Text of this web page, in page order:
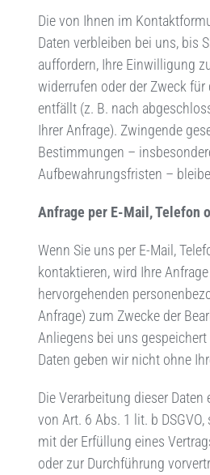
Die von Ihnen im
Daten verbleiben bei uns, bis
auffordern, Ihre Einwilligung
widerrufen oder der Zweck für
entfällt (z. B. nach
Ihrer Anfrage). Zwingende
Bestimmungen –
Aufbewahrungsfristen –
Anfrage per E-Mail, Telefon
Wenn Sie uns per E-Mail,
kontaktieren, wird Ihre
hervorgehenden
Anfrage) zum Zwecke der
Anliegens bei uns
Daten geben wir nicht ohne
Die Verarbeitung dieser
von Art. 6 Abs. 1 lit. b
mit der Erfüllung eines
oder zur Durchführung